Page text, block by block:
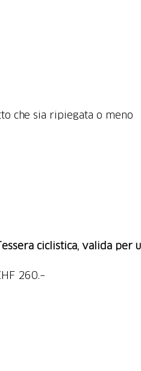
che sia ripiegata o meno
ciclistica, valida per